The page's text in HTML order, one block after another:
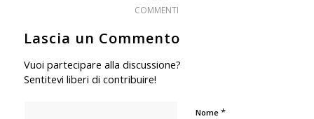
COMMENTI
Lascia un Commento
Vuoi partecipare alla discussione?
Sentitevi liberi di contribuire!
Nome *